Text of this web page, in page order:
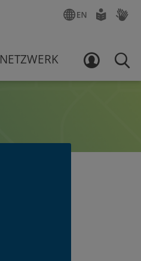
NETZWERK
ENGLISCHLEICHTE
LOGIN